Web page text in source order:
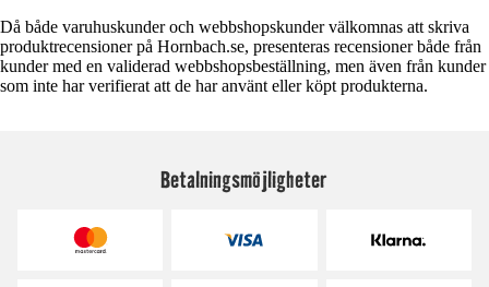
Då både varuhuskunder och webbshopskunder välkomnas att skriva
produktrecensioner på Hornbach.se, presenteras recensioner både från
kunder med en validerad webbshopsbeställning, men även från kunder
som inte har verifierat att de har använt eller köpt produkterna.
Betalningsmöjligheter